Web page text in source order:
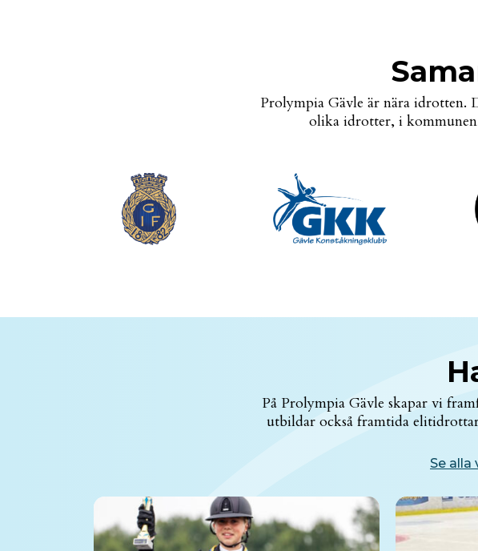
Prolympia Gävle är nära idrotten.
olika idrotter, i
På Prolympia Gävle skapar vi
utbildar också framtida
Se alla